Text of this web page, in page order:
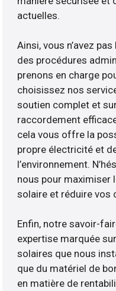
actuelles.
Ainsi, vous n’avez
des procédures
prenons en charge
choisissez nos
soutien complet et
raccordement
cela vous offre la
propre électricité et
l’environnement.
nous pour maximiser
solaire et réduire vos
Enfin, notre savoir-
expertise marquée
solaires que nous
que du matériel de
en matière de